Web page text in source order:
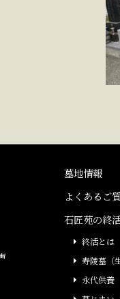
墓地情報
よくあるご
石匠苑の終
終活とは
寿陵墓（
永代供養